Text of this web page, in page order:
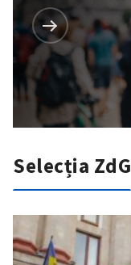
Selecția ZdG